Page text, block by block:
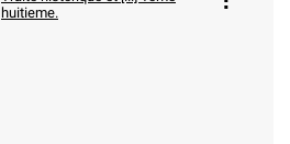
huitieme.